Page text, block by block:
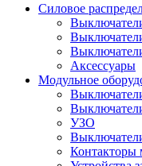
Силовое
Аксессуары
Модульное
УЗО
Контакторы